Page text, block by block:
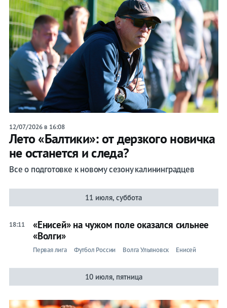
12/07/2026 в 16:08
Лето «Балтики»: от дерзкого новичка
не останется и следа?
Все о подготовке к новому сезону калининградцев
11 июля, суббота
18:11
«Енисей» на чужом поле оказался сильнее
«Волги»
Первая лига Футбол России Волга Ульяновск Енисей
10 июля, пятница